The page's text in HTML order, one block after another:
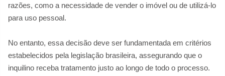
razões, como a necessidade de vender o imóvel ou de utilizá-lo
para uso pessoal.
No entanto, essa decisão deve ser fundamentada em critérios
estabelecidos pela legislação brasileira, assegurando que o
inquilino receba tratamento justo ao longo de todo o processo.